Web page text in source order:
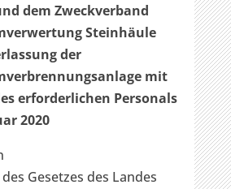
dem Zweckverband
Steinhäule
der
mit
erforderlichen Personals
2020
Gesetzes des Landes